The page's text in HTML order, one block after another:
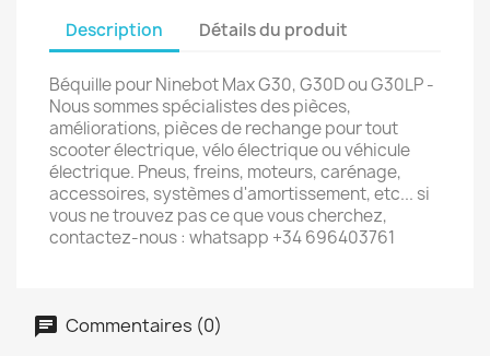
Description Détails du produit
Béquille pour Ninebot Max G30, G30D ou G30LP -
Nous sommes spécialistes des pièces,
améliorations, pièces de rechange pour tout
scooter électrique, vélo électrique ou véhicule
électrique. Pneus, freins, moteurs, carénage,
accessoires, systèmes d'amortissement, etc... si
vous ne trouvez pas ce que vous cherchez,
contactez-nous : whatsapp +34 696403761
Commentaires (0)